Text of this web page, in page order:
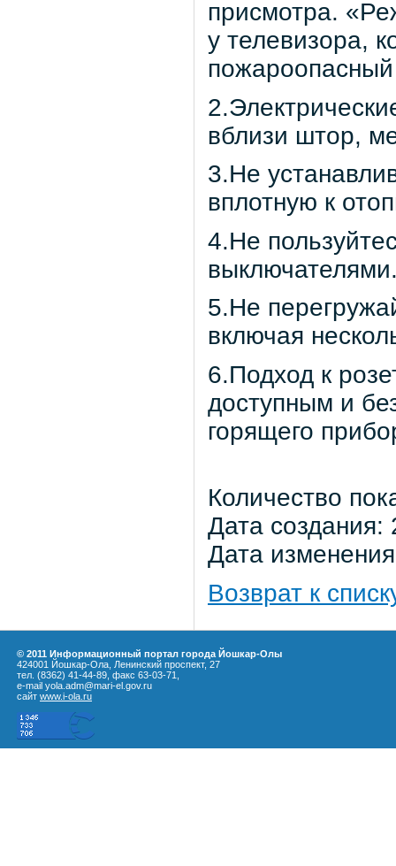
присмотра.
у телевизора,
вблизи штор,
3.Не
вплотную к
4.Не
5.Не
включая
6.Подход к
доступным и
горящего
Количество
Дата
Дата
Возврат к
© 2011 Информационный портал города Йошкар-Олы
424001 Йошкар-Ола, Ленинский проспект, 27
тел. (8362) 41-44-89, факс 63-03-71,
e-mail yola.adm@mari-el.gov.ru
сайт www.i-ola.ru